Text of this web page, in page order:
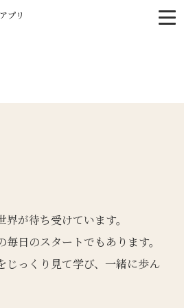
プリ
が待ち受けています。
日のスタートでもあります。
じっくり見て学び、一緒に歩ん